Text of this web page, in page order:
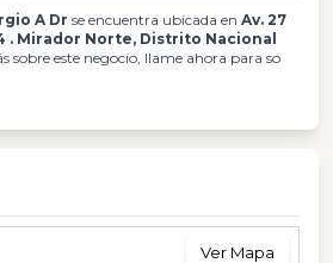
A Dr se encuentra ubicada en Av. 27
. Mirador Norte, Distrito Nacional
sobre este negocio, llame ahora para so
Ver Mapa